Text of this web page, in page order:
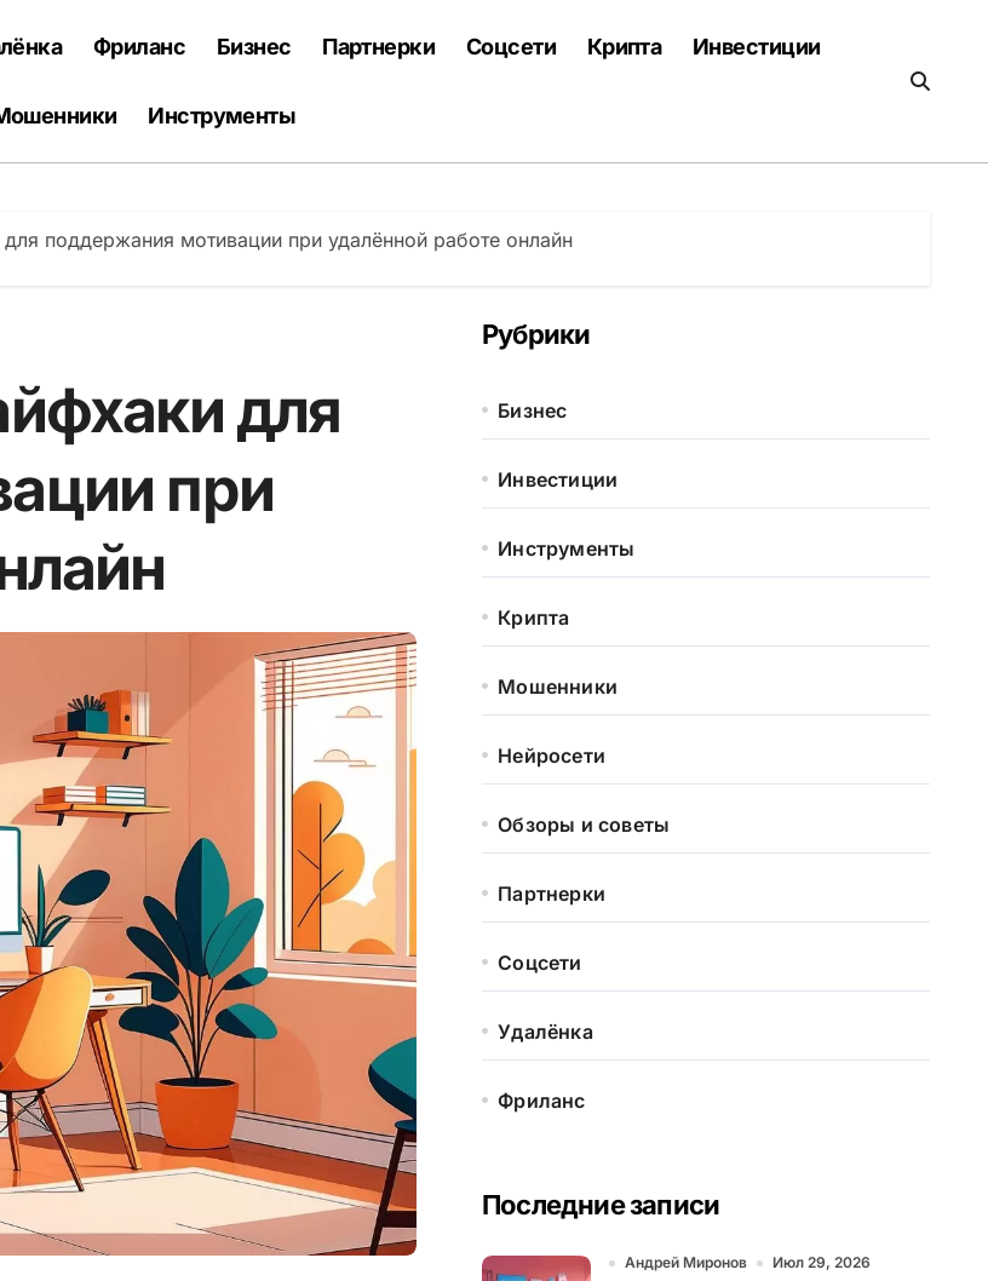
Фриланс Бизнес Партнерки Соцсети Крипта Инвестиции
Инструменты
поддержания мотивации при удалённой работе онлайн
для
при
Рубрики
Бизнес
Инвестиции
Инструменты
Крипта
Мошенники
Нейросети
Обзоры и советы
Партнерки
Соцсети
Удалёнка
Фриланс
Последние записи
Андрей Миронов Июл 29, 2026